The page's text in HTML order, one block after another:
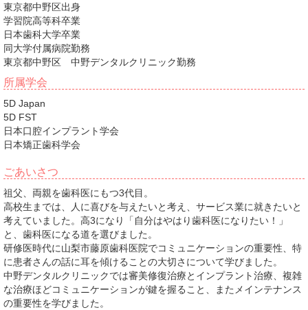
東京都中野区出身
学習院高等科卒業
日本歯科大学卒業
同大学付属病院勤務
東京都中野区 中野デンタルクリニック勤務
所属学会
5D Japan
5D FST
日本口腔インプラント学会
日本矯正歯科学会
ごあいさつ
祖父、両親を歯科医にもつ3代目。
高校生までは、人に喜びを与えたいと考え、サービス業に就きたいと
考えていました。高3になり「自分はやはり歯科医になりたい！」
と、歯科医になる道を選びました。
研修医時代に山梨市藤原歯科医院でコミュニケーションの重要性、特
に患者さんの話に耳を傾けることの大切さについて学びました。
中野デンタルクリニックでは審美修復治療とインプラント治療、複雑
な治療ほどコミュニケーションが鍵を握ること、またメインテナンス
の重要性を学びました。